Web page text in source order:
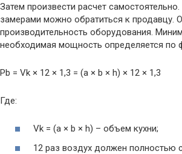
Затем произвести расчет
замерами можно обратиться к продавцу.
производительность оборудования.
необходимая мощность определяется по
Pb = Vk × 12 × 1,3 = (a × b × h) × 12 × 1,3
Где:
Vk = (a × b × h) – объем кухни;
12 раз воздух должен полностью